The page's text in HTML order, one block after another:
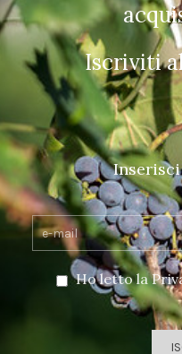
Iscriviti
Ho letto la